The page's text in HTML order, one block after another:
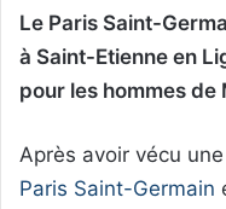
Le Paris Saint-
à Saint-Etienne en
pour les hommes
Après avoir vécu
Paris Saint-Germain